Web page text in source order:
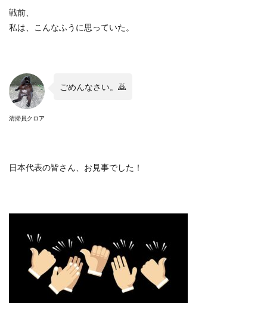
戦前、
私は、こんなふうに思っていた。
清掃員クロア
ごめんなさい。 🙇
日本代表の皆さん、お見事でした！